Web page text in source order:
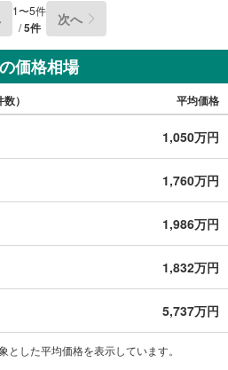
1〜5件
/5件 次へ
価格相場
） 平均価格
1,050万円
1,760万円
1,986万円
1,832万円
5,737万円
した平均価格を表示しています。